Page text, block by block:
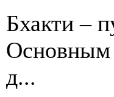
Бхакти –
Основным
д...